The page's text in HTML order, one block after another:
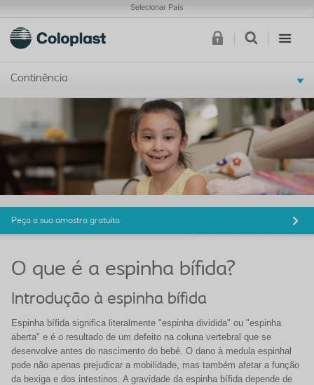
Selecionar País
Continência
Peça a sua amostra gratuita
O que é a espinha bífida?
Introdução à espinha bífida
Espinha bífida significa literalmente "espinha dividida" ou "espinha
aberta" e é o resultado de um defeito na coluna vertebral que se
desenvolve antes do nascimento do bebé. O dano à medula espinhal
pode não apenas prejudicar a mobilidade, mas também afetar a função
da bexiga e dos intestinos. A gravidade da espinha bífida depende de